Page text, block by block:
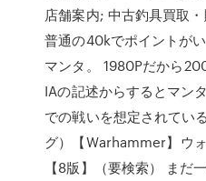
店舗案内; 中古釣具買取
普通の40kでポイントが
マンタ。 1980Pだから
IAの記述からするとマン
での戦いを想定されてい
グ）【Warhammer】ウ
【8版】（要検索） まだ